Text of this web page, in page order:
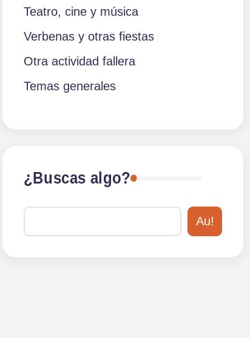
Teatro, cine y música
Verbenas y otras fiestas
Otra actividad fallera
Temas generales
¿Buscas algo?
Au!